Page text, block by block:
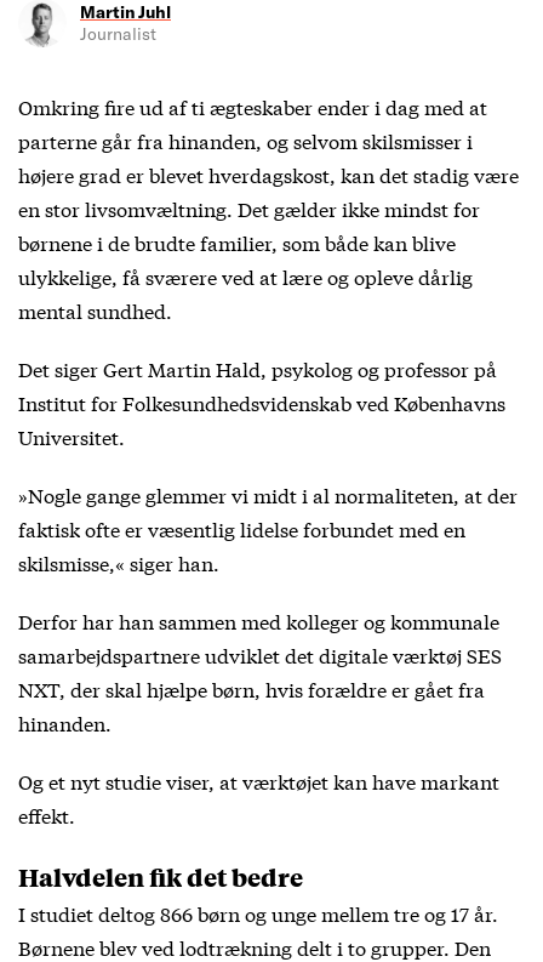
Martin Juhl
Journalist
Omkring fire ud af ti ægteskaber ender i dag med at
parterne går fra hinanden, og selvom skilsmisser i
højere grad er blevet hverdagskost, kan det stadig være
en stor livsomvæltning. Det gælder ikke mindst for
børnene i de brudte familier, som både kan blive
ulykkelige, få sværere ved at lære og opleve dårlig
mental sundhed.
Det siger Gert Martin Hald, psykolog og professor på
Institut for Folkesundhedsvidenskab ved Københavns
Universitet.
»Nogle gange glemmer vi midt i al normaliteten, at der
faktisk ofte er væsentlig lidelse forbundet med en
skilsmisse,« siger han.
Derfor har han sammen med kolleger og kommunale
samarbejdspartnere udviklet det digitale værktøj SES
NXT, der skal hjælpe børn, hvis forældre er gået fra
hinanden.
Og et nyt studie viser, at værktøjet kan have markant
effekt.
Halvdelen fik det bedre
I studiet deltog 866 børn og unge mellem tre og 17 år.
Børnene blev ved lodtrækning delt i to grupper. Den